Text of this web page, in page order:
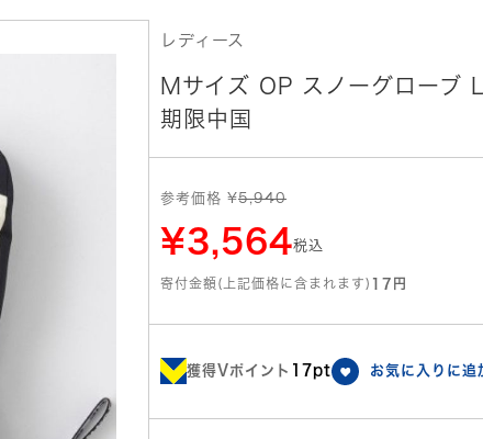
レディース
Mサイズ OP スノーグローブ
期限中国
参考価格 ¥5,940
¥3,564税込
寄付金額(上記価格に含まれます) 17円
獲得Vポイント 17pt お気に入りに追